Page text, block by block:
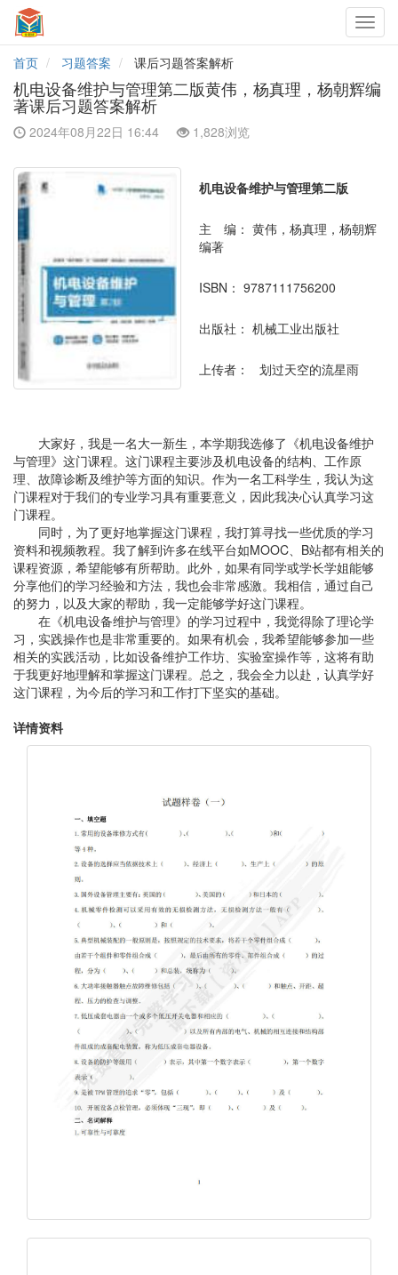
首页
习题答案 课后习题答案解析
机电设备维护与管理第二版黄伟，杨真理，杨朝辉编
著课后习题答案解析
2024年08月22日 16:44 1,828浏览
机电设备维护与管理第二版
主 编： 黄伟，杨真理，杨朝辉
编著
ISBN： 9787111756200
出版社： 机械工业出版社
上传者： 划过天空的流星雨
大家好，我是一名大一新生，本学期我选修了《机电设备维护
与管理》这门课程。这门课程主要涉及机电设备的结构、工作原
理、故障诊断及维护等方面的知识。作为一名工科学生，我认为这
门课程对于我们的专业学习具有重要意义，因此我决心认真学习这
门课程。
同时，为了更好地掌握这门课程，我打算寻找一些优质的学习
资料和视频教程。我了解到许多在线平台如MOOC、B站都有相关的
课程资源，希望能够有所帮助。此外，如果有同学或学长学姐能够
分享他们的学习经验和方法，我也会非常感激。我相信，通过自己
的努力，以及大家的帮助，我一定能够学好这门课程。
在《机电设备维护与管理》的学习过程中，我觉得除了理论学
习，实践操作也是非常重要的。如果有机会，我希望能够参加一些
相关的实践活动，比如设备维护工作坊、实验室操作等，这将有助
于我更好地理解和掌握这门课程。总之，我会全力以赴，认真学好
这门课程，为今后的学习和工作打下坚实的基础。
详情资料